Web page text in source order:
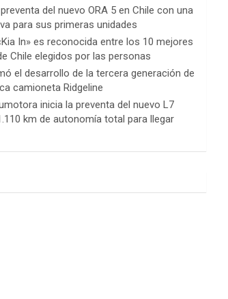
del nuevo ORA 5 en Chile con una
para sus primeras unidades
In» es reconocida entre los 10 mejores
Chile elegidos por las personas
el desarrollo de la tercera generación de
camioneta Ridgeline
inicia la preventa del nuevo L7
km de autonomía total para llegar